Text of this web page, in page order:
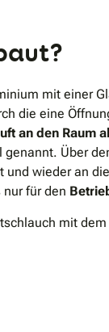
mit einer
die eine
an den Raum
Über
wieder an
nur für den
mit